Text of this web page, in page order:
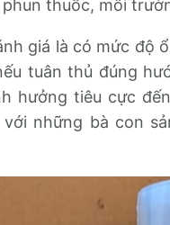
thuốc, môi
giá là có mức độ
tuân thủ đúng
hưởng tiêu cực
những bà con